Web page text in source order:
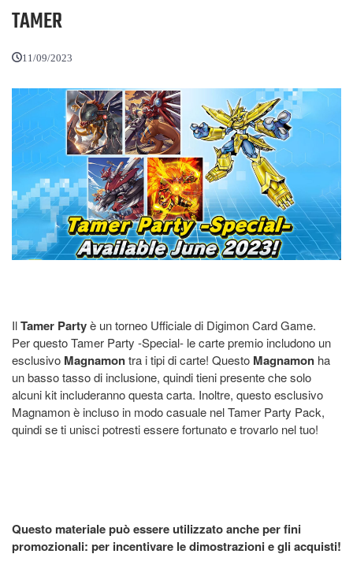
TAMER
11/09/2023
IlTamer Partyè un torneo Ufficiale di Digimon Card Game.
Per questo Tamer Party -Special- le carte premio includono un
esclusivo Magnamontra i tipi di carte! Questo Magnamon ha
un basso tasso di inclusione, quindi tieni presente che solo
alcuni kit includeranno questa carta. Inoltre, questo esclusivo
Magnamon è incluso in modo casuale nel Tamer Party Pack,
quindi se ti unisci potresti essere fortunato e trovarlo nel tuo!
Questo materiale può essere utilizzato anche per fini
promozionali: per incentivare le dimostrazioni e gli acquisti!